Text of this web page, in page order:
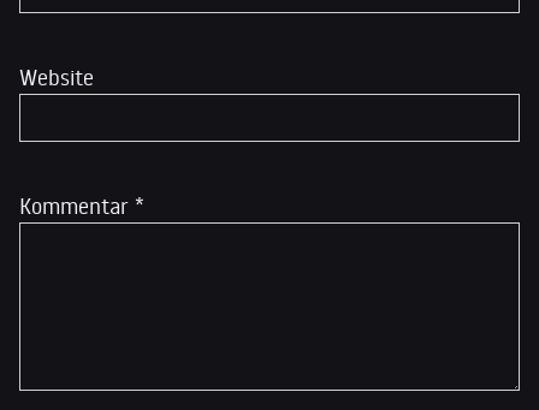
Kommentar *
Website